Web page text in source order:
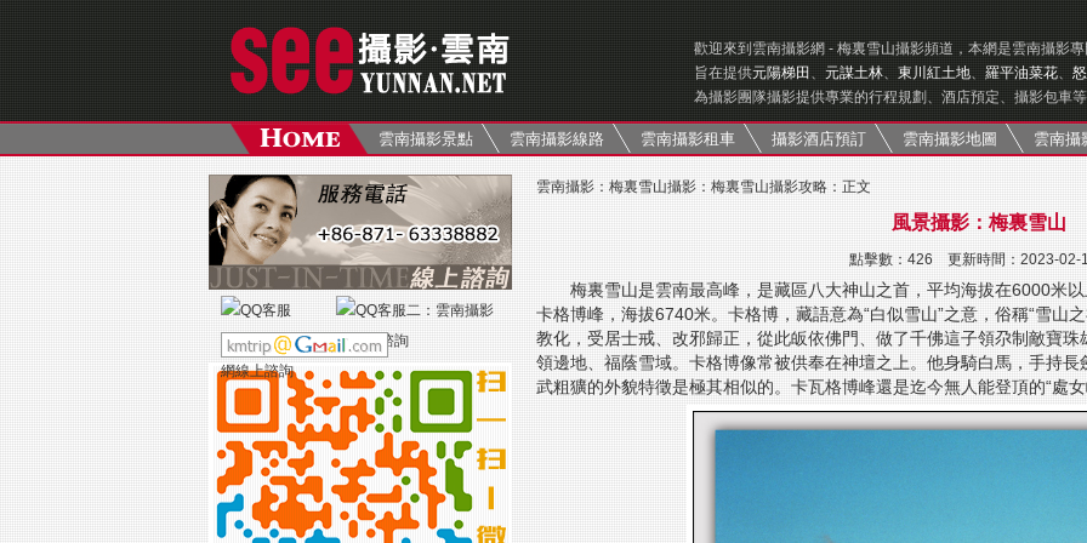
歡迎來到雲南攝影網 - 梅裏雪山攝影頻道，本網是雲南攝影
旨在提供元陽梯田 、 元謀土林、 東川紅土地、 羅平油菜花、
為攝影團隊攝影提供專業的行程規劃、酒店預定、攝影包車
雲南攝影景點 雲南攝影線路 雲南攝影租車 攝影酒店預訂 雲南攝影地圖 雲南攝
雲南攝影 ： 梅裏雪山攝影 ： 梅裏雪山攝影攻略 ：正文
風景攝影：梅裏雪山
點擊數： 426 更新時間：2023-02-
梅裏雪山是雲南最高峰，是藏區八大神山之首，平均海拔在6000米
卡格博峰，海拔6740米。卡格博，藏語意為“白似雪山”之意，俗稱“雪山
教化，受居士戒、改邪歸正，從此皈依佛門、做了千佛這子領尕制敵寶
領邊地、福蔭雪域。卡格博像常被供奉在神壇之上。他身騎白馬，手持
武粗獷的外貌特徵是極其相似的。卡瓦格博峰還是迄今無人能登頂的“處女